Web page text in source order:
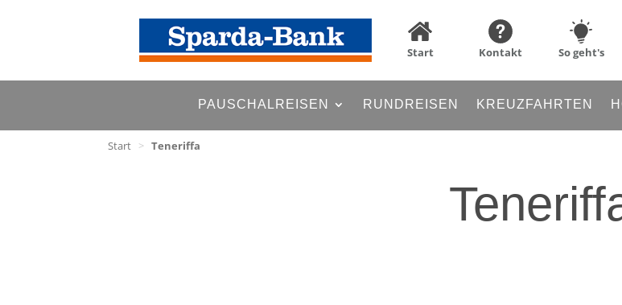
Start Kontakt So geht's
PAUSCHALREISEN RUNDREISEN KREUZFAHRTEN
Start > Teneriffa